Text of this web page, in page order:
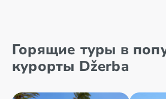
Горящие туры в
курорты Džerba